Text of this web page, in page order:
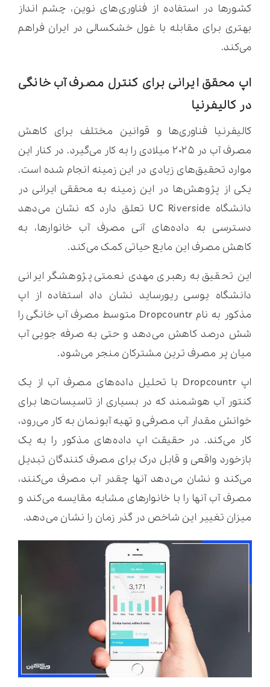
کشورها در استفاده از فناوری‌های نوین، چشم انداز
بهتری برای مقابله با غول خشکسالی در ایران فراهم
می‌کند.
اپ محقق ایرانی برای کنترل مصرف آب خانگی
در کالیفرنیا
کالیفرنیا فناوری‌ها و قوانین مختلف برای کاهش
مصرف آب در ۲۰۲۵ میلادی را به کار می‌گیرد. در کنار این
موارد تحقیق‌های زیادی در این زمینه انجام شده است.
یکی از پژوهش‌ها در این زمینه به محققی ایرانی در
دانشگاه UC Riverside تعلق دارد که نشان می‌دهد
دسترسی به داده‌های آنی مصرف آب خانوارها، به
کاهش مصرف این مایع حیاتی کمک می‌کند.
این تحقیق به رهبری مهدی نعمتی پژوهشگر ایرانی
دانشگاه یوسی ریورساید نشان داد استفاده از اپ
مذکور به نام Dropcountr متوسط مصرف آب خانگی را
شش درصد کاهش می‌دهد و حتی به صرفه جویی آب
میان پر مصرف ترین مشترکان منجر می‌شود.
اپ Dropcountr با تحلیل داده‌های مصرف آب از یک
کنتور آب هوشمند که در بسیاری از تاسیسات‌ها برای
خوانش مقدار آب مصرفی و تهیه آبونمان به کار می‌رود،
کار می‌کند. در حقیقت اپ داده‌های مذکور را به یک
بازخورد واقعی و قابل درک برای مصرف کنندگان تبدیل
می‌کند و نشان می‌دهد آنها چقدر آب مصرف می‌کنند،
مصرف آب آنها را با خانوارهای مشابه مقایسه می‌کند و
میزان تغییر این شاخص در گذر زمان را نشان می‌دهد.